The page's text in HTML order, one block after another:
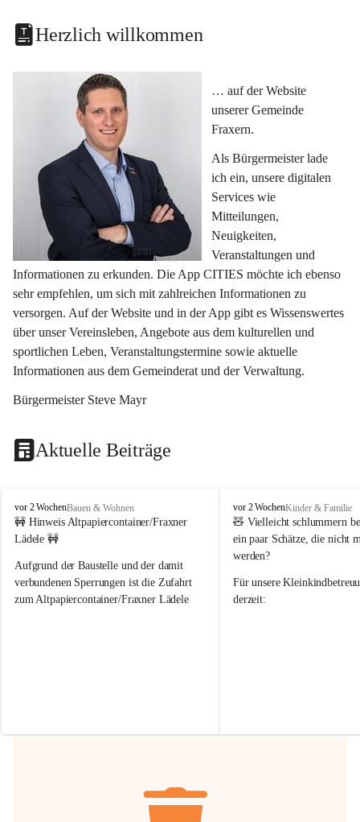
Herzlich willkommen
… auf der Website
unserer Gemeinde
Fraxern.
Als Bürgermeister lade
ich ein, unsere digitalen
Services wie
Mitteilungen,
Neuigkeiten,
Veranstaltungen und
Informationen zu erkunden. Die App CITIES möchte ich ebenso
sehr empfehlen, um sich mit zahlreichen Informationen zu
versorgen. Auf der Website und in der App gibt es Wissenswertes
über unser Vereinsleben, Angebote aus dem kulturellen und
sportlichen Leben, Veranstaltungstermine sowie aktuelle
Informationen aus dem Gemeinderat und der Verwaltung.
Bürgermeister Steve Mayr
Aktuelle Beiträge
F
r
a
e
r
n
vor 2 WochenBauen & Wohnen
🚧 Hinweis Altpapiercontainer/Fraxner
Lädele 🚧
Aufgrund der Baustelle und der damit
verbundenen Sperrungen ist die Zufahrt
zum Altpapiercontainer/Fraxner Lädele
Hilfsbereitschaft!
F
r
a
x
r
n
vor 2 WochenKinder & Familie
🧸 Vielleicht schlummern
ein paar Schätze, die nicht
werden?
Für unsere
derzeit: